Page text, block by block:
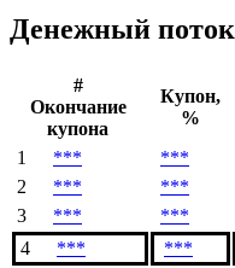
Денежный поток
#
Окончание
купона
Купон,
%
1
*** ***
2
*** ***
3
*** ***
4
*** ***